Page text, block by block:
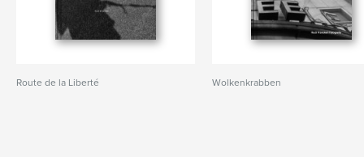
Route de la Liberté Wolkenkrabben